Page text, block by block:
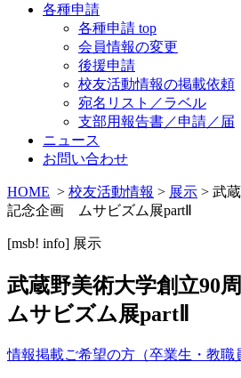
各種申請
各種申請 top
会員情報の変更
後援申請
校友活動情報の掲載依頼
宛名リスト／ラベル
支部用報告書／申請／届
ニュース
お問い合わせ
HOME > 校友活動情報 > 展示 > 武
記念企画 ムサビズム展partⅡ
[msb! info] 展示
武蔵野美術大学創立90
ムサビズム展partⅡ
情報掲載ご希望の方（卒業生・教職